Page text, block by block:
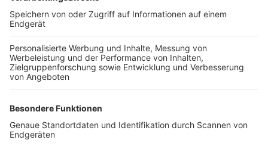
TOP-VEREINE
TOP-PARTNER